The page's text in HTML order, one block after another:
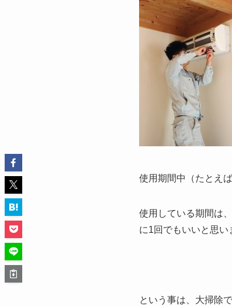
使用期間中（たと
使用している期間は
に1回でもいいと思い
という事は、大掃除